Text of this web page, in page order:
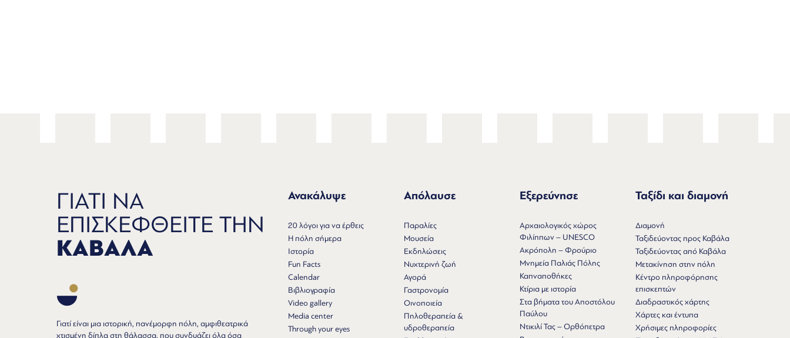
ΓΙΑΤΙ ΝΑ
ΕΠΙΣΚΕΦΘΕΙΤΕ ΤΗΝ
ΚΑΒΑΛΑ
Γιατί είναι μια ιστορική, πανέμορφη πόλη, αμφιθεατρικά
χτισμένη δίπλα στη θάλασσα, που συνδυάζει όλα όσα
Ανακάλυψε
20 λόγοι για να έρθεις
Η πόλη σήμερα
Ιστορία
Fun Facts
Calendar
Βιβλιογραφία
Video gallery
Media center
Through your eyes
Απόλαυσε
Παραλίες
Μουσεία
Εκδηλώσεις
Νυχτερινή ζωή
Αγορά
Γαστρονομία
Οινοποιεία
Πηλοθεραπεία &
υδροθεραπεία
Εξερεύνησε
Αρχαιολογικός χώρος
Φιλίππων – UNESCO
Ακρόπολη – Φρούριο
Μνημεία Παλιάς Πόλης
Καπναποθήκες
Κτίρια με ιστορία
Στα βήματα του Αποστόλου
Παύλου
Ντικιλί Τας – Ορθόπετρα
Ταξίδι και διαμονή
Διαμονή
Ταξιδεύοντας προς Καβάλα
Ταξιδεύοντας από Καβάλα
Μετακίνηση στην πόλη
Κέντρο πληροφόρησης
επισκεπτών
Διαδραστικός χάρτης
Χάρτες και έντυπα
Χρήσιμες πληροφορίες